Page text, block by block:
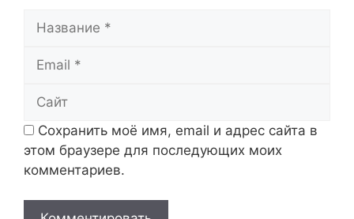
Сохранить моё имя, email и адрес сайта в
этом браузере для последующих моих
комментариев.